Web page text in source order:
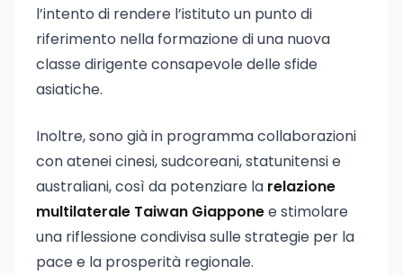
l’intento di rendere l’istituto un punto di
riferimento nella formazione di una nuova
classe dirigente consapevole delle sfide
asiatiche.
Inoltre, sono già in programma collaborazioni
con atenei cinesi, sudcoreani, statunitensi e
australiani, così da potenziare la relazione
multilaterale Taiwan Giapponee stimolare
una riflessione condivisa sulle strategie per la
pace e la prosperità regionale.